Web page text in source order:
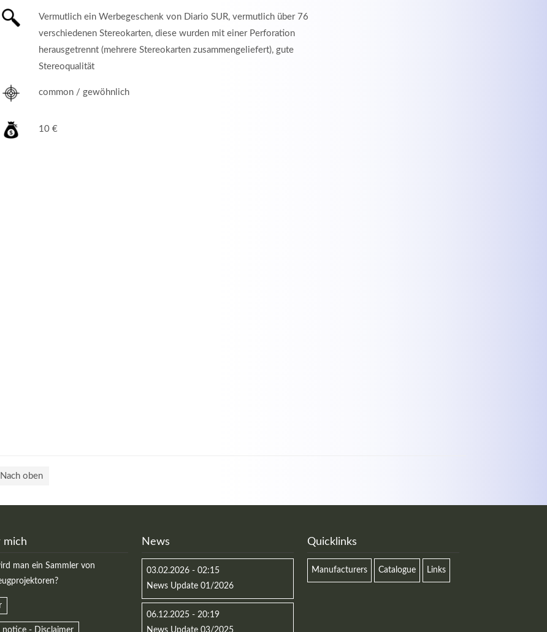
Vermutlich ein Werbegeschenk von Diario SUR, vermutlich über 76
verschiedenen Stereokarten, diese wurden mit einer Perforation
herausgetrennt (mehrere Stereokarten zusammengeliefert), gute
Stereoqualität
common / gewöhnlich
10 €
Nach oben
mich
man ein Sammler von
notice - Disclaimer
News
03.02.2026 - 02:15
News Update 01/2026
06.12.2025 - 20:19
News Update 03/2025
Quicklinks
Manufacturers Catalogue Links